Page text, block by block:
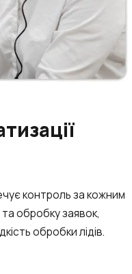
контроль за кожним
обробку заявок,
обробки лідів.